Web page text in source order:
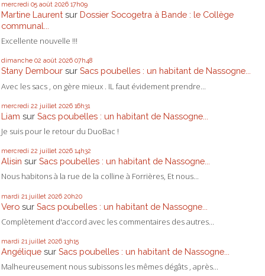
mercredi 05 août 2026 17h09
Martine Laurent sur Dossier Socogetra à Bande : le Collège
communal...
Excellente nouvelle !!!
dimanche 02 août 2026 07h48
Stany Dembour sur Sacs poubelles : un habitant de Nassogne...
Avec les sacs , on gère mieux . IL faut évidement prendre...
mercredi 22 juillet 2026 16h31
Liam sur Sacs poubelles : un habitant de Nassogne...
Je suis pour le retour du DuoBac !
mercredi 22 juillet 2026 14h32
Alisin sur Sacs poubelles : un habitant de Nassogne...
Nous habitons à la rue de la colline à Forrières, Et nous...
mardi 21 juillet 2026 20h20
Vero sur Sacs poubelles : un habitant de Nassogne...
Complètement d'accord avec les commentaires des autres...
mardi 21 juillet 2026 13h15
Angélique sur Sacs poubelles : un habitant de Nassogne...
Malheureusement nous subissons les mêmes dégâts , après...